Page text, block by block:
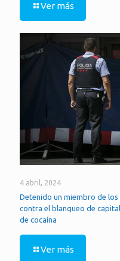
Ver más
4 abril, 2024
Detenido un miembro de los
contra el blanqueo de
de cocaína
Ver más